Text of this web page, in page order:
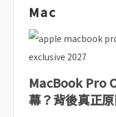
Mac
MacBook Pro
幕？背後真正